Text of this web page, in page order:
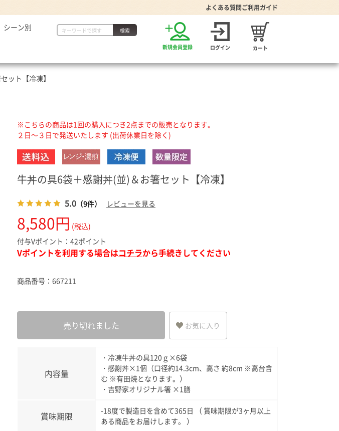
よくある質問ご利用ガイド
漬物・薬味 お得な定期便
紅生姜
お新香
とろろ
とん汁
介護・健康食品
介護食
吉野家グッズ
箸・スプーン
シーン別
初めての方へ
贈り物に
定番セット商品
新規会員登録 ログイン カート
ット【冷凍】
※こちらの商品は1回の購入につき2点までの販売となります。
２日～３日で発送いたします (出荷休業日を除く)
牛丼の具6袋＋感謝丼(並)＆お箸セット【冷凍】
5.0 （9件） レビューを見る
8,580円 (税込)
付与Vポイント： 42ポイント
Vポイントを利用する場合はコチラから手続きしてください
商品番号： 667211
売り切れました お気に入り
内容量
・冷凍牛丼の具120ｇ×6袋
・感謝丼×1個（口径約14.3cm、高さ 約8cm ※高台含
む ※有田焼となります。）
・吉野家オリジナル箸 ×1膳
賞味期限
-18度で製造日を含めて365日 （ 賞味期限が3ヶ月以上
ある商品をお届けします。 ）